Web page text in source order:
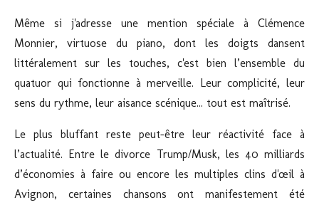
Même si j'adresse une mention spéciale à Clémence
Monnier, virtuose du piano, dont les doigts dansent
littéralement sur les touches, c'est bien l’ensemble du
quatuor qui fonctionne à merveille. Leur complicité, leur
sens du rythme, leur aisance scénique... tout est maîtrisé.
Le plus bluffant reste peut-être leur réactivité face à
l’actualité. Entre le divorce Trump/Musk, les 40 milliards
d’économies à faire ou encore les multiples clins d'œil à
Avignon, certaines chansons ont manifestement été